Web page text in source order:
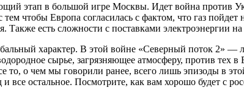
этап в большой игре Москвы. Идет война против
чтобы Европа согласилась с фактом, что газ
Также есть сложности с поставками электроэнергии
характер. В этой войне «Северный поток 2» —
сырье, загрязняющее атмосферу, против тех
о чем мы говорили ранее, всего лишь эпизоды в
все остальное. Посмотрите, как вам хорошо будет с